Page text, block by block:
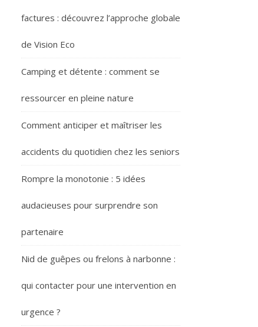
factures : découvrez l’approche globale
de Vision Eco
Camping et détente : comment se
ressourcer en pleine nature
Comment anticiper et maîtriser les
accidents du quotidien chez les seniors
Rompre la monotonie : 5 idées
audacieuses pour surprendre son
partenaire
Nid de guêpes ou frelons à narbonne :
qui contacter pour une intervention en
urgence ?